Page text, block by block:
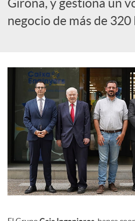
c
e
s
Girona, y gestiona un
negocio de más de